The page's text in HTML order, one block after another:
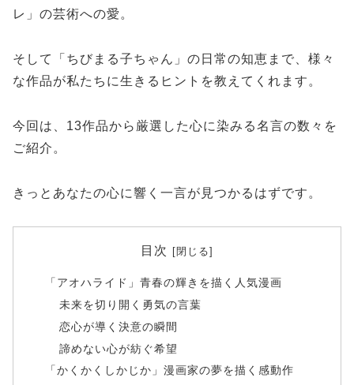
レ」の芸術への愛。
そして「ちびまる子ちゃん」の日常の知恵まで、様々
な作品が私たちに生きるヒントを教えてくれます。
今回は、13作品から厳選した心に染みる名言の数々を
ご紹介。
きっとあなたの心に響く一言が見つかるはずです。
目次
「アオハライド」青春の輝きを描く人気漫画
未来を切り開く勇気の言葉
恋心が導く決意の瞬間
諦めない心が紡ぐ希望
「かくかくしかじか」漫画家の夢を描く感動作